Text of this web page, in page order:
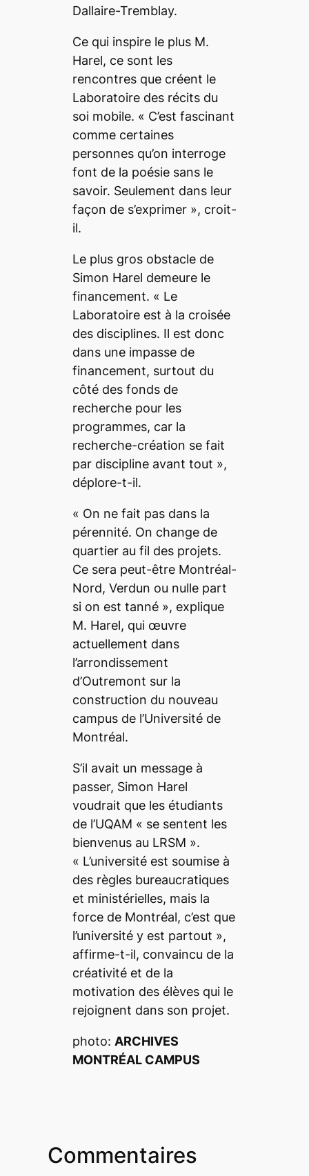
Dallaire-Tremblay.
Ce qui inspire le plus M.
Harel, ce sont les
rencontres que créent le
Laboratoire des récits du
soi mobile. « C’est fascinant
comme certaines
personnes qu’on interroge
font de la poésie sans le
savoir. Seulement dans leur
façon de s’exprimer », croit-
il.
Le plus gros obstacle de
Simon Harel demeure le
financement. « Le
Laboratoire est à la croisée
des disciplines. Il est donc
dans une impasse de
financement, surtout du
côté des fonds de
recherche pour les
programmes, car la
recherche-création se fait
par discipline avant tout »,
déplore-t-il.
« On ne fait pas dans la
pérennité. On change de
quartier au fil des projets.
Ce sera peut-être Montréal-
Nord, Verdun ou nulle part
si on est tanné», explique
M. Harel, qui œuvre
actuellement dans
l’arrondissement
d’Outremont sur la
construction du nouveau
campus de l’Université de
Montréal.
S’il avait un message à
passer, Simon Harel
voudrait que les étudiants
de l’UQAM « se sentent les
bienvenus au LRSM ».
« L’université est soumise à
des règles bureaucratiques
et ministérielles, mais la
force de Montréal, c’est que
l’université y est partout »,
affirme-t-il, convaincu de la
créativité et de la
motivation des élèves qui le
rejoignent dans son projet.
photo: ARCHIVES
MONTRÉAL CAMPUS
Commentaires